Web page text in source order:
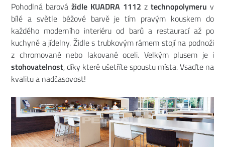
Pohodlná barová židle KUADRA 1112 z technopolymeru v
bílé a světle béžové barvě je tím pravým kouskem do
každého moderního interiéru od barů a restaurací až po
kuchyně a jídelny. Židle s trubkovým rámem stojí na podnoži
z chromované nebo lakované oceli. Velkým plusem je i
stohovatelnost, díky které ušetříte spoustu místa. Vsaďte na
kvalitu a nadčasovost!